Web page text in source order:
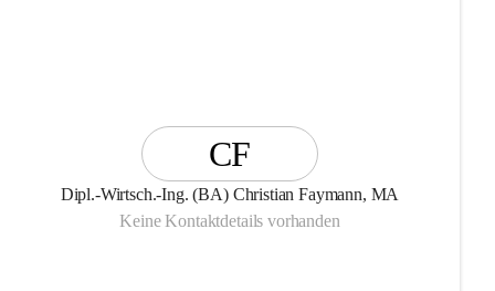
CF
Dipl.-Wirtsch.-Ing. (BA) Christian Faymann, MA
Keine Kontaktdetails vorhanden